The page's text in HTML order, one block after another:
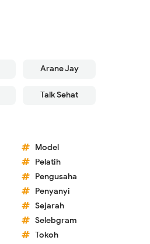
Arane Jay
Talk Sehat
Model
Pelatih
Pengusaha
Penyanyi
Sejarah
Selebgram
Tokoh